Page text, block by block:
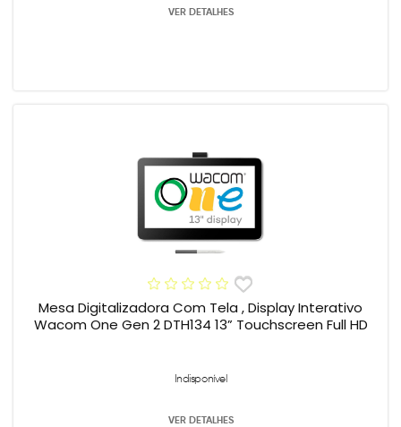
VER DETALHES
Mesa Digitalizadora Com Tela , Display Interativo
Wacom One Gen 2 DTH134 13” Touchscreen Full HD
Indisponível
VER DETALHES